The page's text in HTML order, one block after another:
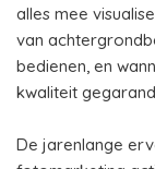
alles mee
van
bedienen, en
kwaliteit
De jarenlange